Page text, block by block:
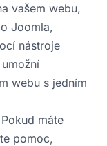
vašem webu,
Joomla,
nástroje
webu s jedním
máte
pomoc,